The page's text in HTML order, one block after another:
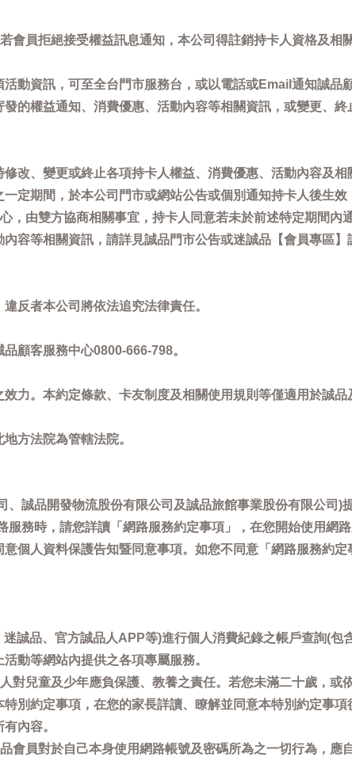
員拒絕接受權益訊息通知，本公司得註銷持卡人資格及相關
動資訊，可至全台門市服務台，或以電話或Email通知誠品
的權益通知、消費優惠、活動內容等相關資訊，或變更、
改、變更或終止各項持卡人權益、消費優惠、活動內容及
定期間，於本公司門市或網站公告或個別通知持卡人後生
，由雙方協商相關事宜，持卡人同意若未於前述特定期間內
容等相關資訊，請詳見誠品門市公告或迷誠品【會員專區
反者本公司將依法追究法律責任。
顧客服務中心0800-666-798。
力。本約定條款、卡友制度及相關使用規則等僅適用於誠品
方法院為管轄法院。
誠品開發物流股份有限公司及誠品旅館事業股份有限公司)
務時，請您詳讀「網路服務約定事項」，在您開始使用網
個人資料保護告知暨同意事項。如您不同意「網路服務約
誠品、官方誠品人APP等)進行個人消費紀錄之帳戶查詢(
動等網站內提供之各項專屬服務。
對兒童及少年應負保護、教養之責任。若您未滿二十歲，或
別約定事項，在您的家長詳讀、瞭解並同意本特別約定事
內容。
會員對於自己本身使用網路帳號及密碼所為之一切行為，應